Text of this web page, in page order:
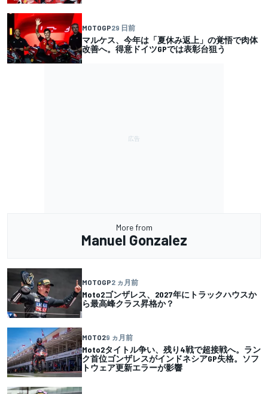
MOTOGP29 日前
マルケス、今年は「夏休み返上」の覚悟で肉体
改善へ。得意ドイツGPでは表彰台狙う
More from
Manuel Gonzalez
MOTOGP2 ヵ月前
Moto2ゴンザレス、2027年にトラックハウスか
ら最高峰クラス昇格か？
MOTO29 ヵ月前
Moto2タイトル争い、残り4戦で超接戦へ。ラン
ク首位ゴンザレスがインドネシアGP失格。ソフ
トウェア更新エラーが影響